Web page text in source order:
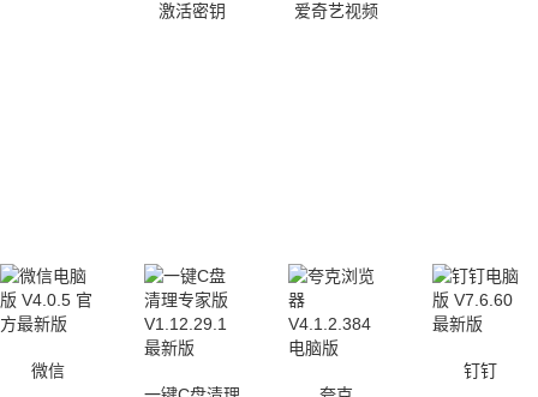
激活密钥
爱奇艺视频
微信
钉钉